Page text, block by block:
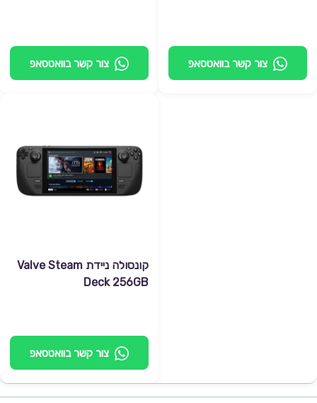
צור קשר בוואטסאפ צור קשר בוואטסאפ
קונסולה ניידת Valve Steam
Deck 256GB
צור קשר בוואטסאפ